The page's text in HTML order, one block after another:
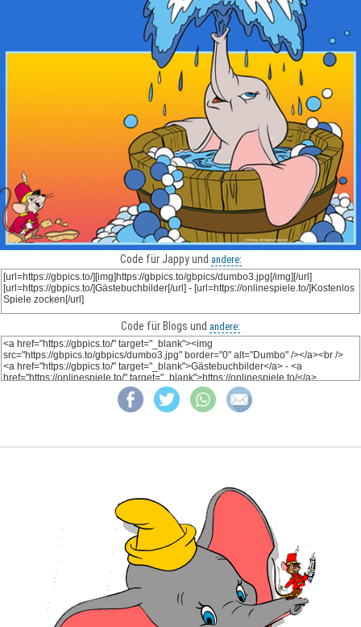
Code für Jappy und andere:
Code für Blogs und andere: